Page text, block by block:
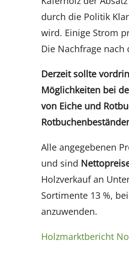
durch die Politik
wird. Einige Strom
Die Nachfrage
Derzeit sollte
Möglichkeiten bei
von Eiche und
Alle angegebenen
und sind
Holzverkauf an
Sortimente 13 %,
anzuwenden.
Holzmarktbericht